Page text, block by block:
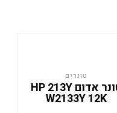
טונרים
טונר אדום HP 213Y
W2133Y 12K